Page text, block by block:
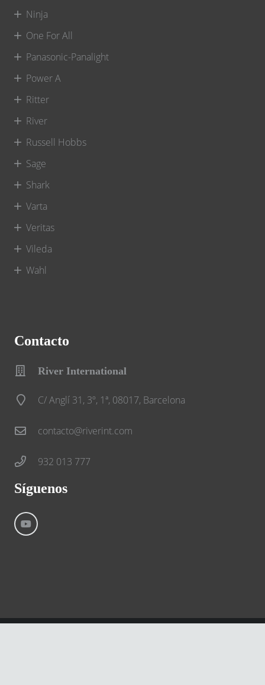
Ninja
One For All
Panasonic-Panalight
Power A
Ritter
River
Russell Hobbs
Sage
Shark
Varta
Veritas
Vileda
Wahl
Contacto
River International
C/ Anglí 31, 3º, 1ª, 08017, Barcelona
contacto@riverint.com
932 013 777
Síguenos